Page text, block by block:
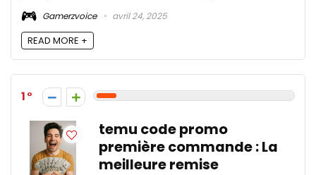
Gamerzvoice
avril 24, 2025
READ MORE +
1
temu code promo
première commande : La
meilleure remise